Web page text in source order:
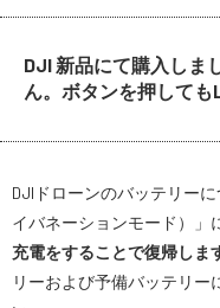
講習会･国家資格･WEB
サポート・Q&A / 法人・
DJI 新品にて購入しま
ん。ボタンを押しても
DJIドローンのバッテリー
イバネーションモード）」
充電をすることで復帰しま
リーおよび予備バッテリー